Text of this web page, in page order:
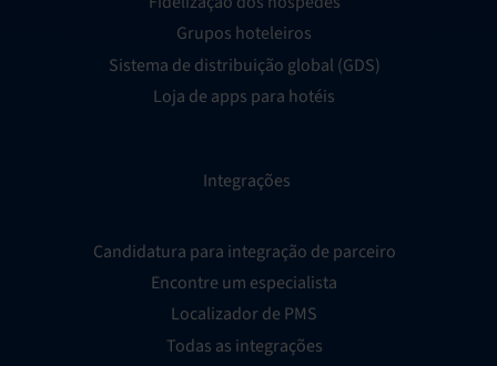
Grupos hoteleiros
Sistema de distribuição global (GDS)
Loja de apps para hotéis
Integrações
Candidatura para integração de parceiro
Encontre um especialista
Localizador de PMS
Todas as integrações